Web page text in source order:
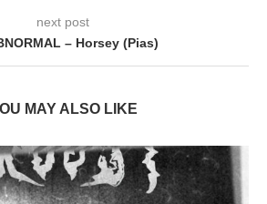
next post
– Horsey (Pias)
MAY ALSO LIKE